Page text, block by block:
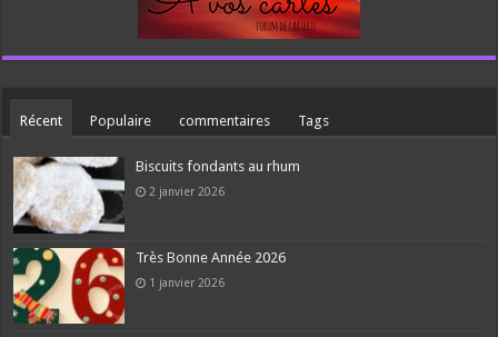
Récent Populaire commentaires Tags
Biscuits fondants au rhum
2 janvier 2026
Très Bonne Année 2026
1 janvier 2026